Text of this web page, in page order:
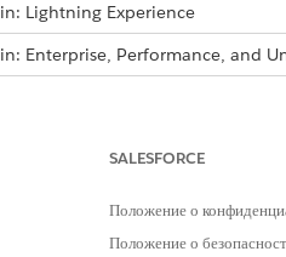
Lightning Experience
Enterprise, Performance, and
Decision Tables for Business Rules
names the custom object
SALESFORCE
Положение о
Положение о